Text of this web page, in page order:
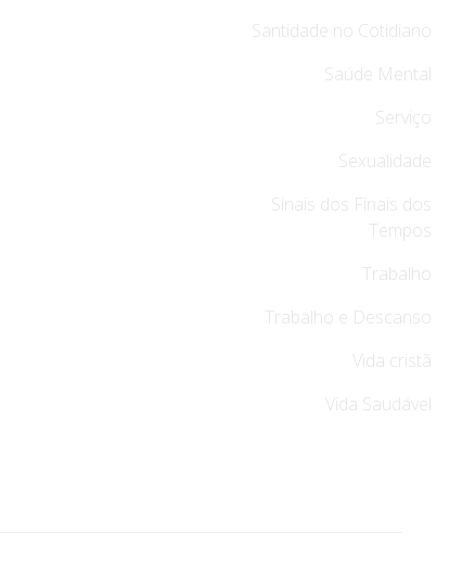
Santidade no Cotidiano
Saúde Mental
Serviço
Sexualidade
Sinais dos Finais dos
Tempos
Trabalho
Trabalho e Descanso
Vida cristã
Vida Saudável